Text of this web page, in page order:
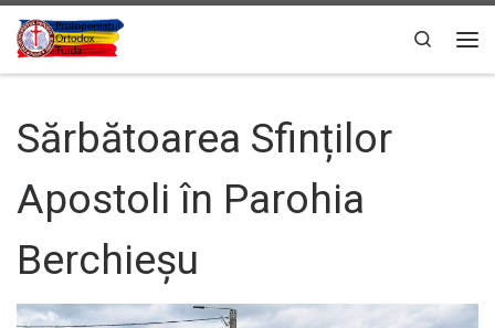
Sari la conținut
Search
Sărbătoarea Sfinților
Apostoli în Parohia
Berchieșu